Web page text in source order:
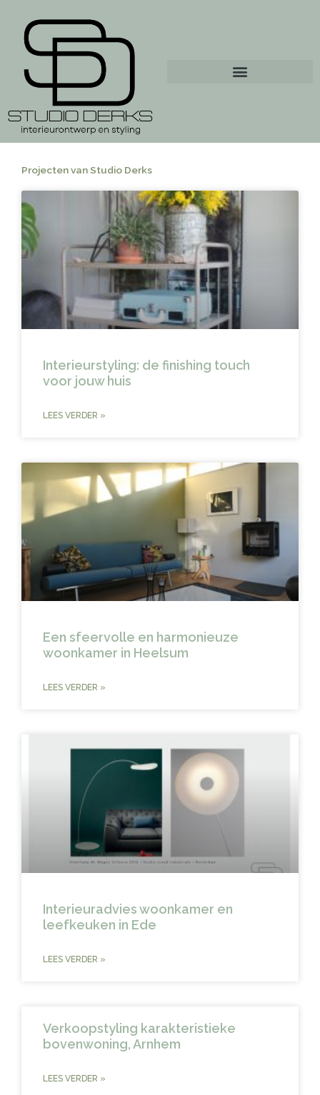
inhoud
Projecten van Studio Derks
Interieurstyling: de finishing touch
voor jouw huis
LEES VERDER »
Een sfeervolle en harmonieuze
woonkamer in Heelsum
LEES VERDER »
Interieuradvies woonkamer en
leefkeuken in Ede
LEES VERDER »
Verkoopstyling karakteristieke
bovenwoning, Arnhem
LEES VERDER »